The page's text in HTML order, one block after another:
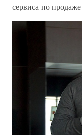
сервиса по